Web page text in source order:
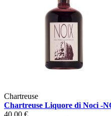
Chartreuse
Chartreuse Liquore di Noci -
40,00 €